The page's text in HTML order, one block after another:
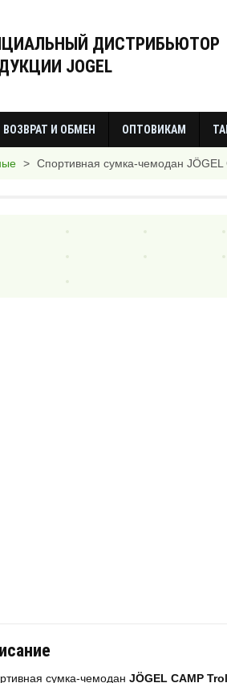
ДИСТРИБЬЮТОР
JOGEL
ВОЗВРАТ И ОБМЕН ОПТОВИКАМ
> Спортивная сумка-чемодан
сумка-чемодан JÖGEL CAMP